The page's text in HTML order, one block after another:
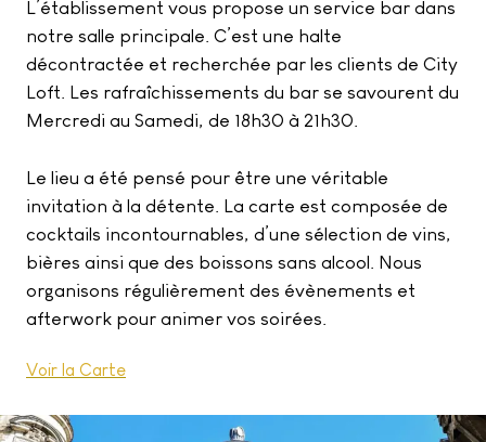
L’établissement vous propose un service bar dans
notre salle principale. C’est une halte
décontractée et recherchée par les clients de City
Loft. Les rafraîchissements du bar se savourent du
Mercredi au Samedi, de 18h30 à 21h30.
Le lieu a été pensé pour être une véritable
invitation à la détente. La carte est composée de
cocktails incontournables, d’une sélection de vins,
bières ainsi que des boissons sans alcool. Nous
organisons régulièrement des évènements et
afterwork pour animer vos soirées.
Voir la Carte